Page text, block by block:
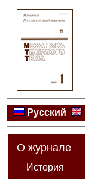
Русский
О журнале
История